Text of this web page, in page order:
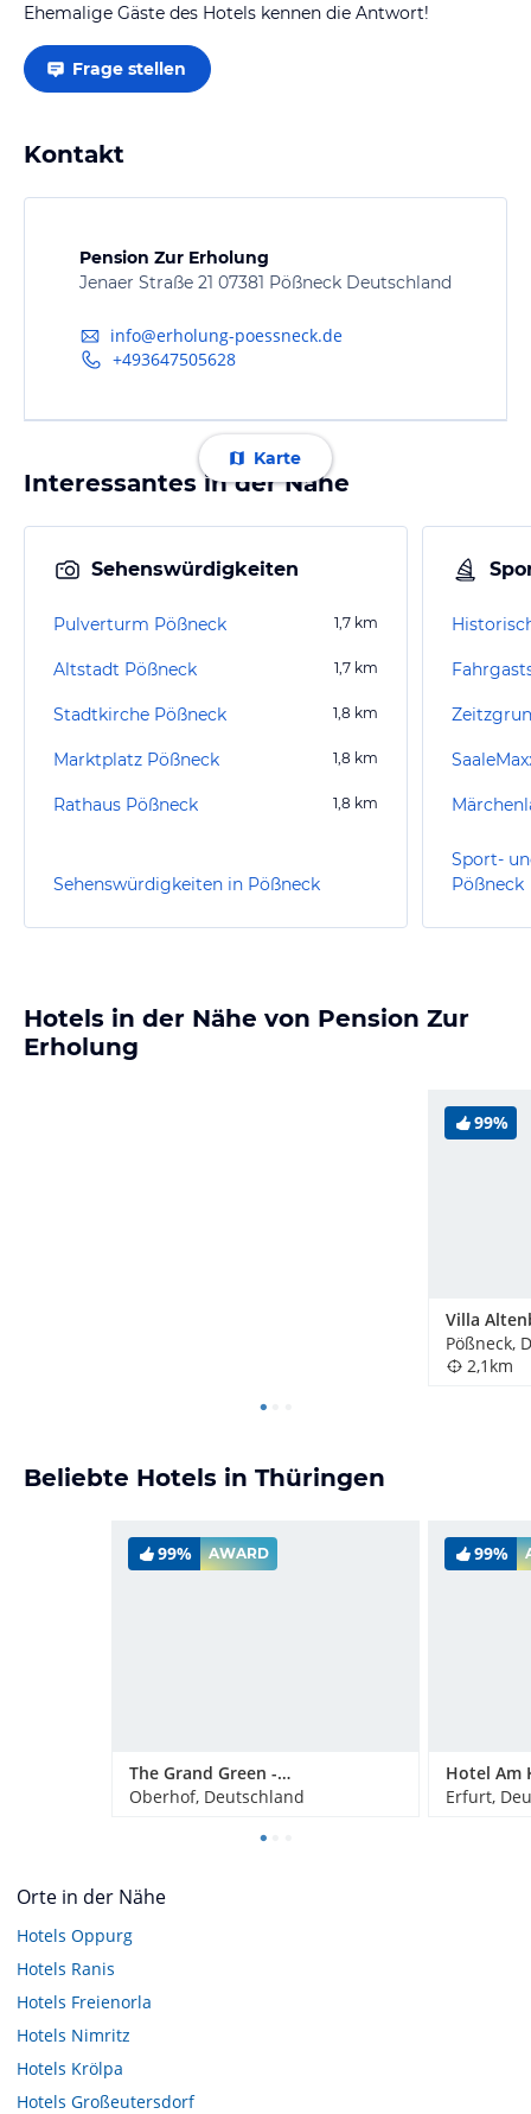
Ehemalige Gäste des Hotels kennen die Antwort!
Frage stellen
Kontakt
Pension Zur Erholung
Jenaer Straße 21 07381 Pößneck Deutschland
info@erholung-poessneck.de
+493647505628
Karte
Interessantes in der Nähe
Sehenswürdigkeiten
Pulverturm Pößneck 1,7 km
Altstadt Pößneck 1,7 km
Stadtkirche Pößneck 1,8 km
Marktplatz Pößneck 1,8 km
Rathaus Pößneck 1,8 km
Sehenswürdigkeiten in Pößneck
Sport-
Pößneck
Hotels in der Nähe von Pension Zur
Erholung
99%
Villa
Pößneck,
2,1km
Beliebte Hotels in Thüringen
99% AWARD
The Grand Green - Familux Resort
Oberhof, Deutschland
99%
Hotel Am
Erfurt,
Orte in der Nähe
Hotels Oppurg
Hotels Ranis
Hotels Freienorla
Hotels Nimritz
Hotels Krölpa
Hotels Großeutersdorf